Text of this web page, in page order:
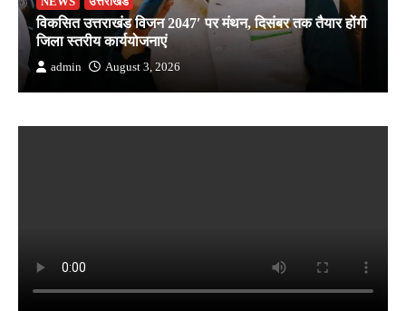
विकसित उत्तराखंड विजन 2047′ पर मंथन, दिसंबर तक तैयार होंगी
जिला स्तरीय कार्ययोजनाएं
admin August 3, 2026